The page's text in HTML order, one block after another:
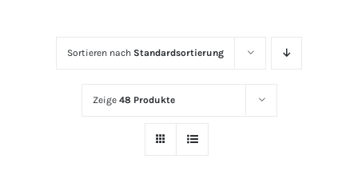
Sortieren nach Standardsortierung
Zeige 48 Produkte